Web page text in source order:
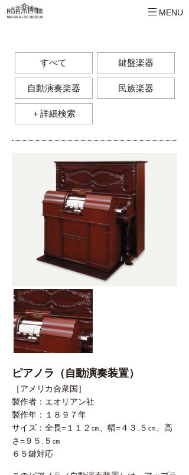
MENU
すべて 鍵盤楽器
自動演奏楽器 民族楽器
＋詳細検索
ピアノラ（自動演奏装置）
［アメリカ合衆国］
製作者：エオリアン社
製作年：１８９７年
サイズ：全長=１１２㎝、幅=４３.５㎝、高
さ=９５.５㎝
６５鍵対応